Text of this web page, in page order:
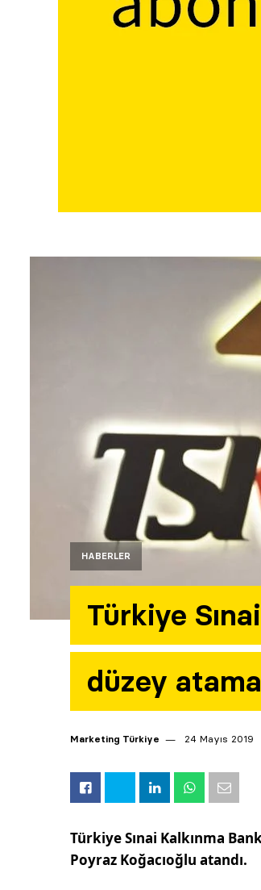
HABERLER
Türkiye
düzey atama
Marketing Türkiye 24 Mayıs 2019
Türkiye Sınai Kalkınma
Poyraz Koğacıoğlu atandı.